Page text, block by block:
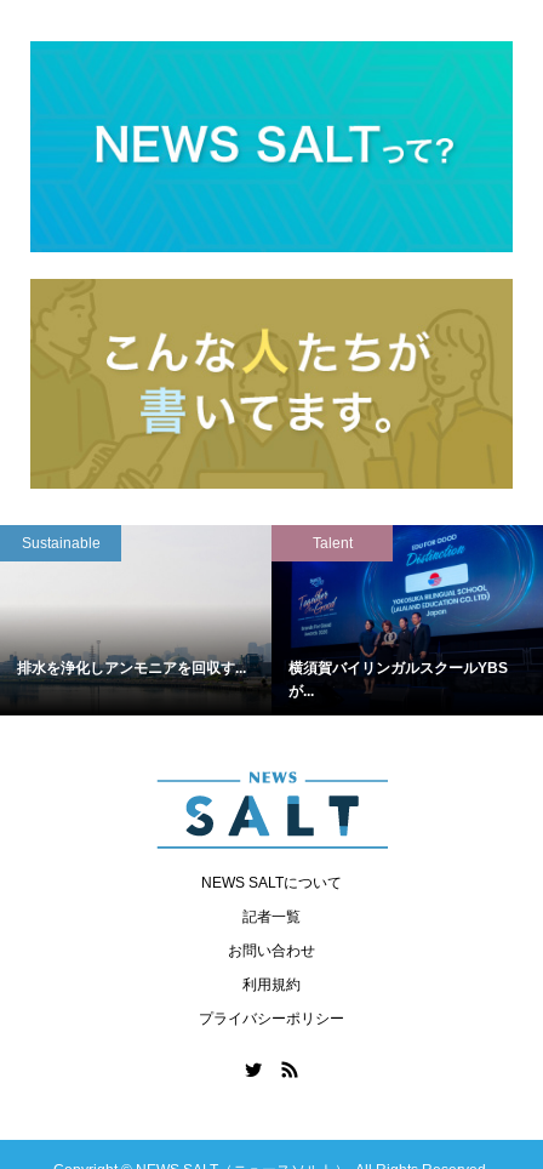
Sustainable
排水を浄化しアンモニアを回収す...
Talent
横須賀バイリンガルスクールYBS
が...
NEWS SALTについて
記者一覧
お問い合わせ
利用規約
プライバシーポリシー